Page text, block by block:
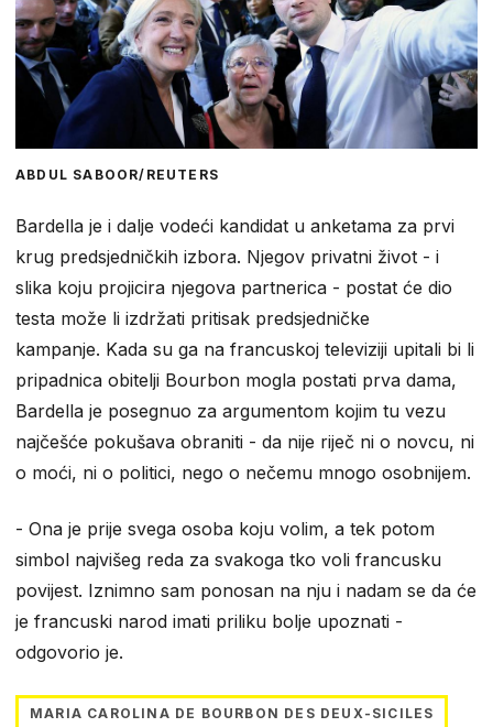
ABDUL SABOOR/REUTERS
Bardella je i dalje vodeći kandidat u anketama za prvi
krug predsjedničkih izbora. Njegov privatni život - i
slika koju projicira njegova partnerica - postat će dio
testa može li izdržati pritisak predsjedničke
kampanje. Kada su ga na francuskoj televiziji upitali bi li
pripadnica obitelji Bourbon mogla postati prva dama,
Bardella je posegnuo za argumentom kojim tu vezu
najčešće pokušava obraniti - da nije riječ ni o novcu, ni
o moći, ni o politici, nego o nečemu mnogo osobnijem.
- Ona je prije svega osoba koju volim, a tek potom
simbol najvišeg reda za svakoga tko voli francusku
povijest. Iznimno sam ponosan na nju i nadam se da će
je francuski narod imati priliku bolje upoznati -
odgovorio je.
MARIA CAROLINA DE BOURBON DES DEUX-SICILES